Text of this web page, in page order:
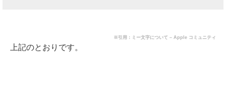
※引用：ミー文字について – Apple コミュニティ
上記のとおりです。